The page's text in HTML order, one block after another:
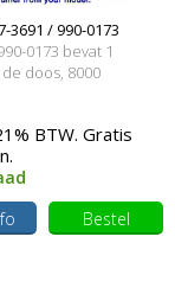
3691 / 990-0173
0173 bevat 1
doos, 8000
100 Watt
BTW. Gratis
Bestel